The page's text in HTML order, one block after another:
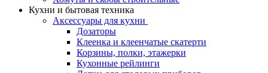
Кухни и бытовая техника
Аксессуары для кухни
Дозаторы
Клеенка и клеенчатые скатерти
Корзины, полки, этажерки
Кухонные рейлинги